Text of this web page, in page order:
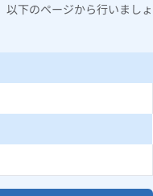
下のページから行いましょ